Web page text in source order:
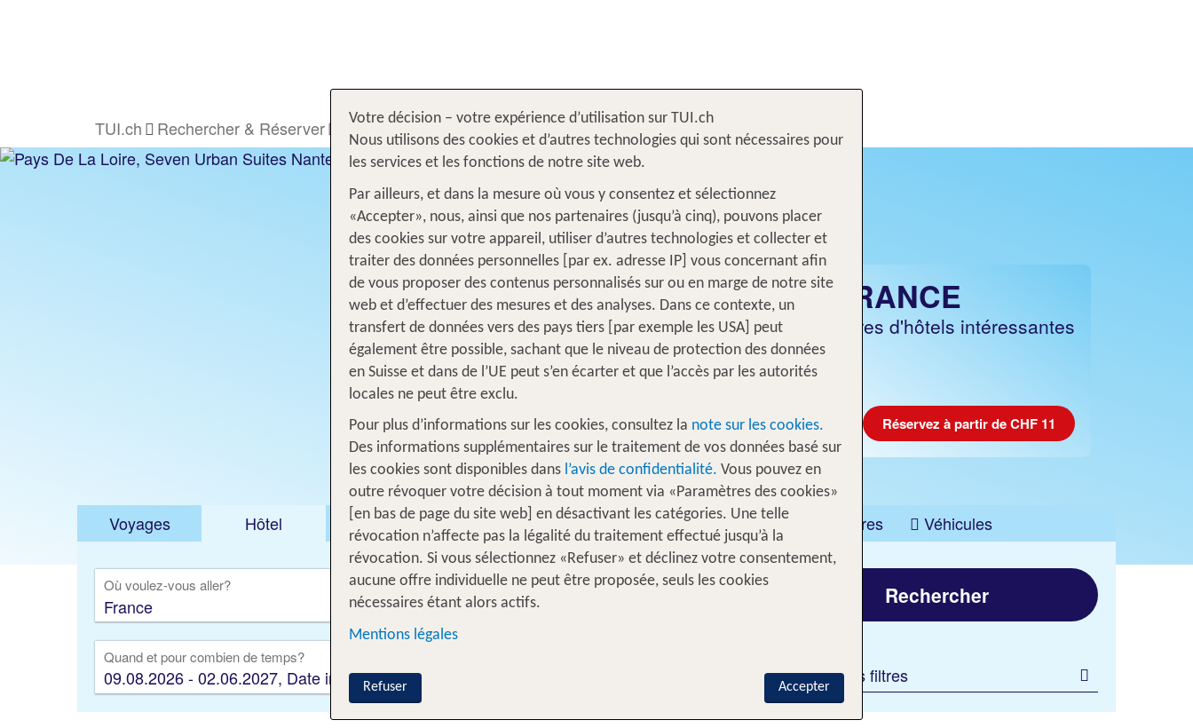
TUI.ch Rechercher & Réserver Hôtel France
FRANCE
Offres d'hôtels intéressantes
Réservez à partir de CHF 11
Voyages Hôtel Voyages intervilles % DEALS Maison de vacances Croisières Véhicules
Où voulez-vous aller?
Ajouter un vol
Quand et pour combien de temps?
09.08.2026 - 02.06.2027, Date indifférente
Rechercher
Ajouter des filtres
Votre décision – votre expérience d’utilisation sur TUI.ch
Nous utilisons des cookies et d’autres technologies qui sont nécessaires pour
les services et les fonctions de notre site web.
Par ailleurs, et dans la mesure où vous y consentez et sélectionnez
«Accepter», nous, ainsi que nos partenaires (jusqu’à cinq), pouvons placer
des cookies sur votre appareil, utiliser d’autres technologies et collecter et
traiter des données personnelles [par ex. adresse IP] vous concernant afin
de vous proposer des contenus personnalisés sur ou en marge de notre site
web et d’effectuer des mesures et des analyses. Dans ce contexte, un
transfert de données vers des pays tiers [par exemple les USA] peut
également être possible, sachant que le niveau de protection des données
en Suisse et dans de l’UE peut s’en écarter et que l’accès par les autorités
locales ne peut être exclu.
Pour plus d’informations sur les cookies, consultez la note sur les cookies.
Des informations supplémentaires sur le traitement de vos données basé sur
les cookies sont disponibles dans l’avis de confidentialité. Vous pouvez en
outre révoquer votre décision à tout moment via «Paramètres des cookies»
[en bas de page du site web] en désactivant les catégories. Une telle
révocation n’affecte pas la légalité du traitement effectué jusqu’à la
révocation. Si vous sélectionnez «Refuser» et déclinez votre consentement,
aucune offre individuelle ne peut être proposée, seuls les cookies
nécessaires étant alors actifs.
Mentions légales
Accepter
Refuser